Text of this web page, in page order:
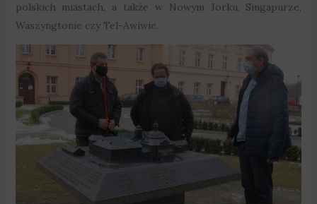
polskich miastach, a także w Nowym Jorku, Singapurze,
Waszyngtonie czy Tel-Awiwie.